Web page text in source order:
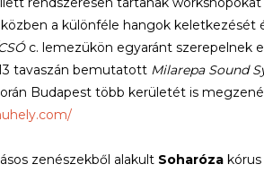
a különféle hangok keletkezését
c. lemezükön egyaránt szerepelnek
tavaszán bemutatott Milarepa Sound
Budapest több kerületét is
zenészekből alakult Soharóza